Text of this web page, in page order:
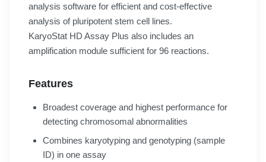
analysis software for efficient and cost-effective
analysis of pluripotent stem cell lines.
KaryoStat HD Assay Plus also includes an
amplification module sufficient for 96 reactions.
Features
Broadest coverage and highest performance for
detecting chromosomal abnormalities
Combines karyotyping and genotyping (sample
ID) in one assay